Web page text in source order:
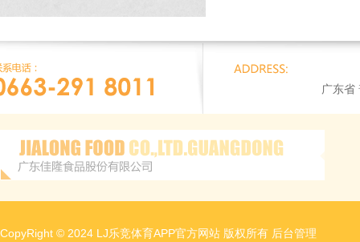
广东省
CopyRight © 2024 LJ乐竞体育APP官方网站 版权所有 后台管理